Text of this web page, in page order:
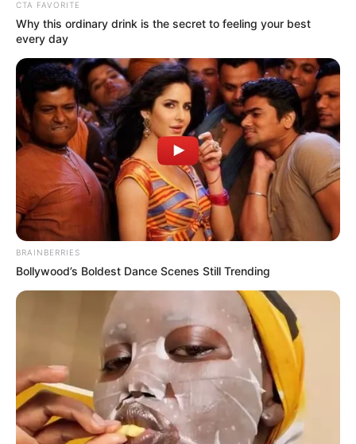
-ad3
Na gravação, o parlamentar informa quelevou pessoalmente o
tema ao presidente Luiz Inácio Lula da Silva , reforçando a
urgência da proposta para quase 400 mil agentes que atuam
diariamente na linha de frente doSistema Único de Saúde (SUS)
em todo o país
Diálogo no Palácio do Planalto fortalece a pauta no Senado
Segundo Antônio Brito ,a conversa com o presidente Lula
ocorreu durante ato oficial e teve como foco a necessidade de
“Levei para ele o assunto da PEC 14, que
é uma Aposentadoria
. Aprovamos na Câmara de Deputados e vamos
trabalhar muito para que possamos ter a PEC 14
aprovada no Senado”, afirmou o deputado, destacando ainda o
apoio do senador Otto Alencar e do relator da proposta, senador
Irajá Abreu.
CTA FAVORITE
Why this ordinary drink is the secret to feeling your best
every day
BRAINBERRIES
Bollywood’s Boldest Dance Scenes Still Trending